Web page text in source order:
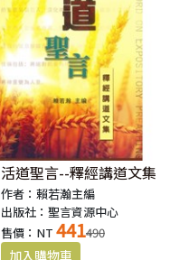
活道聖言--釋經講道文集
作者：賴若瀚主編
出版社：聖言資源中心
售價：NT 441490